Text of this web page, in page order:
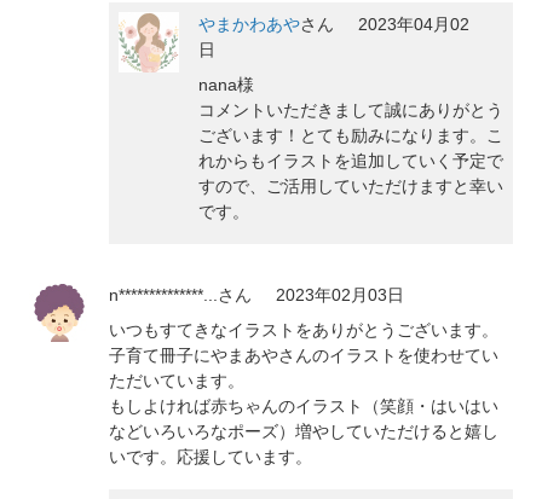
やまかわあやさん
2023年04月02
日
nana様
コメントいただきまして誠にありがとう
ございます！とても励みになります。こ
れからもイラストを追加していく予定で
すので、ご活用していただけますと幸い
です。
n**************... さん
2023年02月03日
いつもすてきなイラストをありがとうございます。
子育て冊子にやまあやさんのイラストを使わせてい
ただいています。
もしよければ赤ちゃんのイラスト（笑顔・はいはい
などいろいろなポーズ）増やしていただけると嬉し
いです。応援しています。